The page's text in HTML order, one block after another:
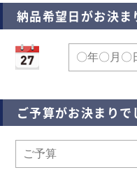
納品希望日がお決
ご予算がお決まり